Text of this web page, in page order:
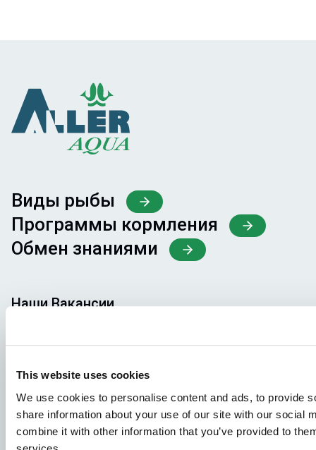
This website uses cookies
We use cookies to personalise content and ads, to provide
share information about your use of our site with our social
combine it with other information that you’ve provided to
Виды рыбы
Программы кормления
Обмен знаниями
Наши Вакансии
пожалуйста, четко укажите, какая именно вакансия
Узнать о вакансиях